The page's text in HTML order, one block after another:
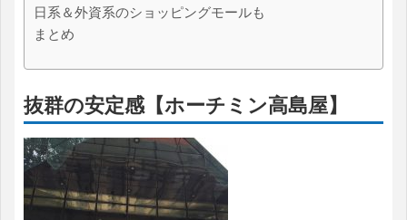
日系＆外資系のショッピングモールも
まとめ
抜群の安定感【ホーチミン高島屋】